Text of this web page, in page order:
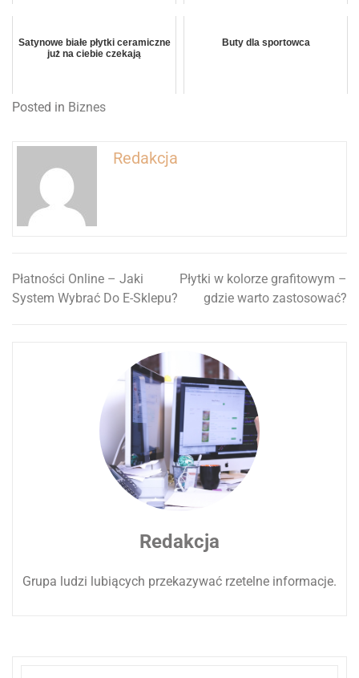
Satynowe białe płytki ceramiczne
już na ciebie czekają
Buty dla sportowca
Posted in Biznes
Redakcja
Nawigacja
wpisu
Płatności Online – Jaki
System Wybrać Do E-Sklepu?
Płytki w kolorze grafitowym –
gdzie warto zastosować?
Redakcja
Grupa ludzi lubiących przekazywać rzetelne informacje.